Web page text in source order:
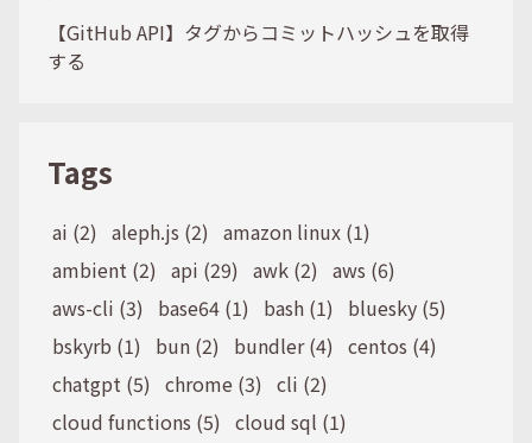
【GitHub API】タグからコミットハッシュを取得
する
Tags
ai (2) aleph.js (2) amazon linux (1)
ambient (2) api (29) awk (2) aws (6)
aws-cli (3)
base64 (1) bash (1)
bluesky (5)
bskyrb (1)
bun (2) bundler (4) centos (4)
chatgpt (5) chrome (3) cli (2)
cloud functions (5) cloud sql (1)